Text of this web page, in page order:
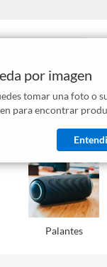
por imagen
tomar una foto o
para encontrar
Palantes